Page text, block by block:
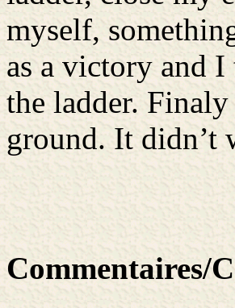
myself,
as a victory and
the ladder.
ground. It didn’t
Commentaires/